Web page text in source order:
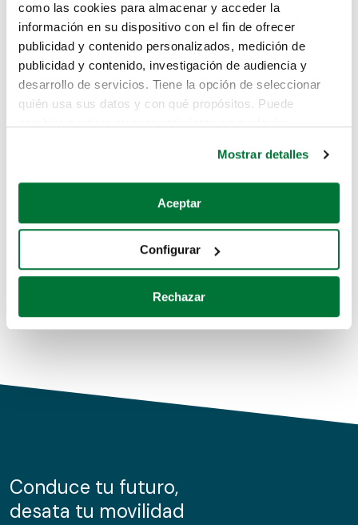
como las cookies para almacenar y acceder la
información en su dispositivo con el fin de ofrecer
publicidad y contenido personalizados, medición de
publicidad y contenido, investigación de audiencia y
desarrollo de servicios. Tiene la opción de seleccionar
quién usa sus datos y con qué propósitos. Puede
Si lo permite, también quisiéramos:
Recopilar información sobre su ubicación geográfica
Identificar su dispositivo analizándolo activamente
para buscar características específicas (huellas
Obtenga más información sobre cómo se procesan sus
de cookies.
información sobre el uso que haga del sitio web con
nuestros partners de redes sociales, publicidad y análisis
Mostrar detalles
Aceptar
Configurar
Rechazar
Lo sentimos, no sabemos como
te hemos traido hasta aquí.
Pero puedes encontrar el coche que estás
buscando en alguno de estos enlaces:
Coches de segunda mano
Coches de km0
Conduce tu futuro,
desata tu movilidad